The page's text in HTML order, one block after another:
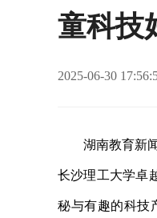
童科技
2025-06-30
湖南教育新
长沙理工大学卓
秘与有趣的科技